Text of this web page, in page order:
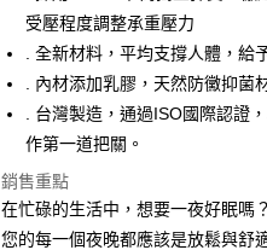
元大商業銀行
台新國際商業銀行
台灣樂天信用卡公司
Google Pay
ATM付款
運送方式
宅配
免運費
受壓程度調整承重壓力
. 全新材料，平均支撐人體，給
. 內材添加乳膠，天然防黴抑菌
. 台灣製造，通過ISO國際認證
作第一道把關。
銷售重點
在忙碌的生活中，想要一夜好眠嗎？
您的每一個夜晚都應該是放鬆與舒